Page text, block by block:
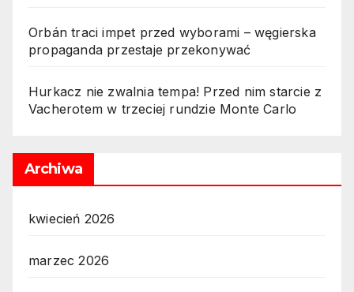
Orbán traci impet przed wyborami – węgierska
propaganda przestaje przekonywać
Hurkacz nie zwalnia tempa! Przed nim starcie z
Vacherotem w trzeciej rundzie Monte Carlo
Archiwa
kwiecień 2026
marzec 2026